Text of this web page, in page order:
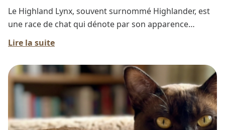
Le Highland Lynx, souvent surnommé Highlander, est
une race de chat qui dénote par son apparence
sauvage et son caractère affectueux. Ce félin, qui allie
force et douceur, est devenu un compagnon prisé des
familles.
Lire la suite